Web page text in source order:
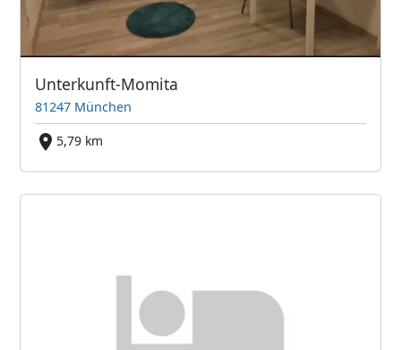
Unterkunft-Momita
81247 München
5,79 km